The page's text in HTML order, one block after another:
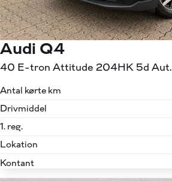
Audi Q4
40 E-tron Attitude 204HK 5d Aut.
Antal kørte km
Drivmiddel
1. reg.
Lokation
Kontant